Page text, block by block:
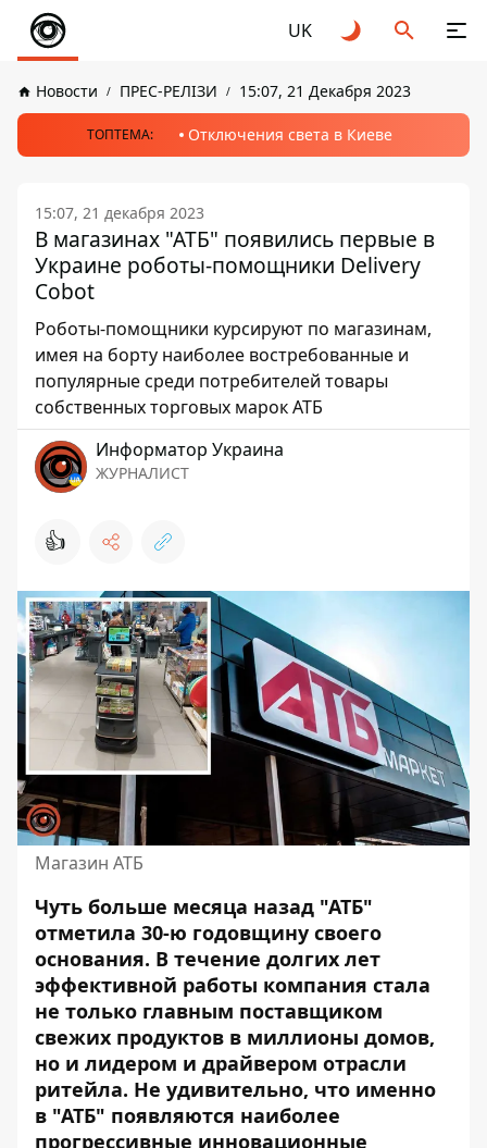
UK
Новости ПРЕС-РЕЛІЗИ 15:07, 21 Декабря 2023
ТОПТЕМА: Отключения света в Киеве
15:07, 21 декабря 2023
В магазинах "АТБ" появились первые в
Украине роботы-помощники Delivery
Cobot
Роботы-помощники курсируют по магазинам,
имея на борту наиболее востребованные и
популярные среди потребителей товары
собственных торговых марок АТБ
Информатор Украина
ЖУРНАЛИСТ
👍
Магазин АТБ
Чуть больше месяца назад "АТБ"
отметила 30-ю годовщину своего
основания. В течение долгих лет
эффективной работы компания стала
не только главным поставщиком
свежих продуктов в миллионы домов,
но и лидером и драйвером отрасли
ритейла. Не удивительно, что именно
в "АТБ" появляются наиболее
прогрессивные инновационные